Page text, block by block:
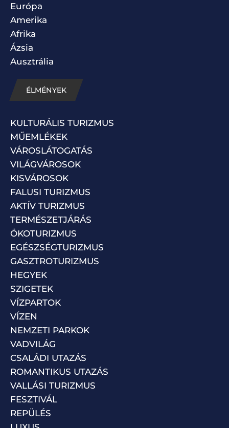
Európa
Amerika
Afrika
Ázsia
Ausztrália
ÉLMÉNYEK
KULTURÁLIS TURIZMUS
MŰEMLÉKEK
VÁROSLÁTOGATÁS
VILÁGVÁROSOK
KISVÁROSOK
FALUSI TURIZMUS
AKTÍV TURIZMUS
TERMÉSZETJÁRÁS
ÖKOTURIZMUS
EGÉSZSÉGTURIZMUS
GASZTROTURIZMUS
HEGYEK
SZIGETEK
VÍZPARTOK
VÍZEN
NEMZETI PARKOK
VADVILÁG
CSALÁDI UTAZÁS
ROMANTIKUS UTAZÁS
VALLÁSI TURIZMUS
FESZTIVÁL
REPÜLÉS